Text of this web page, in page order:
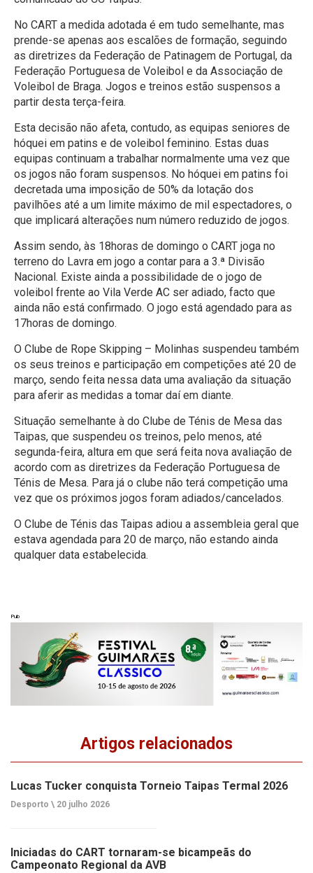
No CART a medida adotada é em tudo semelhante, mas
prende-se apenas aos escalões de formação, seguindo
as diretrizes da Federação de Patinagem de Portugal, da
Federação Portuguesa de Voleibol e da Associação de
Voleibol de Braga. Jogos e treinos estão suspensos a
partir desta terça-feira.
Esta decisão não afeta, contudo, as equipas seniores de
hóquei em patins e de voleibol feminino. Estas duas
equipas continuam a trabalhar normalmente uma vez que
os jogos não foram suspensos. No hóquei em patins foi
decretada uma imposição de 50% da lotação dos
pavilhões até a um limite máximo de mil espectadores, o
que implicará alterações num número reduzido de jogos.
Assim sendo, às 18horas de domingo o CART joga no
terreno do Lavra em jogo a contar para a 3.ª Divisão
Nacional. Existe ainda a possibilidade de o jogo de
voleibol frente ao Vila Verde AC ser adiado, facto que
ainda não está confirmado. O jogo está agendado para as
17horas de domingo.
O Clube de Rope Skipping – Molinhas suspendeu também
os seus treinos e participação em competições até 20 de
março, sendo feita nessa data uma avaliação da situação
para aferir as medidas a tomar daí em diante.
Situação semelhante à do Clube de Ténis de Mesa das
Taipas, que suspendeu os treinos, pelo menos, até
segunda-feira, altura em que será feita nova avaliação de
acordo com as diretrizes da Federação Portuguesa de
Ténis de Mesa. Para já o clube não terá competição uma
vez que os próximos jogos foram adiados/cancelados.
O Clube de Ténis das Taipas adiou a assembleia geral que
estava agendada para 20 de março, não estando ainda
qualquer data estabelecida.
Pub
Artigos relacionados
Lucas Tucker conquista Torneio Taipas Termal 2026
Desporto \ 20 julho 2026
Iniciadas do CART tornaram-se bicampeãs do
Campeonato Regional da AVB